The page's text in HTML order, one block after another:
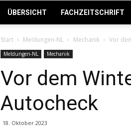
ÜBERSICHT FACHZEITSCHRIFT
Start Meldungen-NL Mechanik Vor
Meldungen-NL Mechanik
Vor dem
Autocheck
18. Oktober 2023